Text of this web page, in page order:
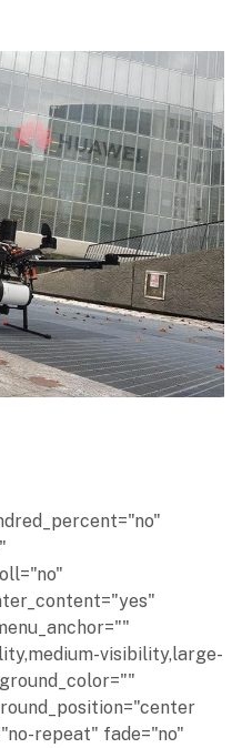
visibility,large-
repeat" fade="no"